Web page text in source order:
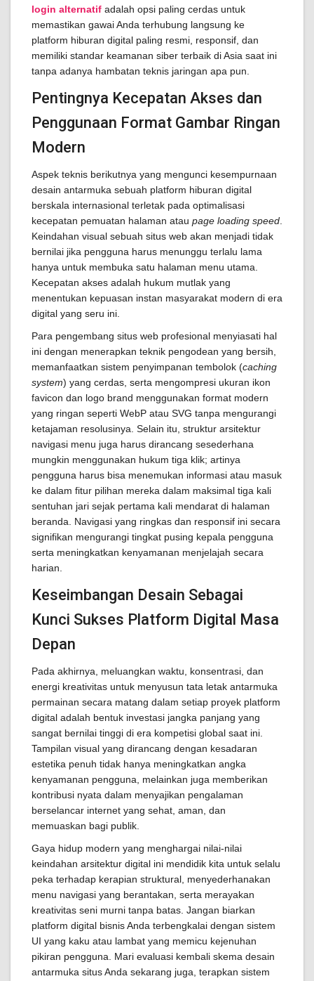
login alternatif adalah opsi paling cerdas untuk
memastikan gawai Anda terhubung langsung ke
platform hiburan digital paling resmi, responsif, dan
memiliki standar keamanan siber terbaik di Asia saat ini
tanpa adanya hambatan teknis jaringan apa pun.
Pentingnya Kecepatan Akses dan
Penggunaan Format Gambar Ringan
Modern
Aspek teknis berikutnya yang mengunci kesempurnaan
desain antarmuka sebuah platform hiburan digital
berskala internasional terletak pada optimalisasi
kecepatan pemuatan halaman atau page loading speed
Keindahan visual sebuah situs web akan menjadi tidak
bernilai jika pengguna harus menunggu terlalu lama
hanya untuk membuka satu halaman menu utama.
Kecepatan akses adalah hukum mutlak yang
menentukan kepuasan instan masyarakat modern di era
digital yang seru ini.
Para pengembang situs web profesional menyiasati hal
ini dengan menerapkan teknik pengodean yang bersih,
memanfaatkan sistem penyimpanan tembolok (caching
system) yang cerdas, serta mengompresi ukuran ikon
favicon dan logo brand menggunakan format modern
yang ringan seperti WebP atau SVG tanpa mengurangi
ketajaman resolusinya. Selain itu, struktur arsitektur
navigasi menu juga harus dirancang sesederhana
mungkin menggunakan hukum tiga klik; artinya
pengguna harus bisa menemukan informasi atau masuk
ke dalam fitur pilihan mereka dalam maksimal tiga kali
sentuhan jari sejak pertama kali mendarat di halaman
beranda. Navigasi yang ringkas dan responsif ini secara
signifikan mengurangi tingkat pusing kepala pengguna
serta meningkatkan kenyamanan menjelajah secara
harian.
Keseimbangan Desain Sebagai
Kunci Sukses Platform Digital Masa
Depan
Pada akhirnya, meluangkan waktu, konsentrasi, dan
energi kreativitas untuk menyusun tata letak antarmuka
permainan secara matang dalam setiap proyek platform
digital adalah bentuk investasi jangka panjang yang
sangat bernilai tinggi di era kompetisi global saat ini.
Tampilan visual yang dirancang dengan kesadaran
estetika penuh tidak hanya meningkatkan angka
kenyamanan pengguna, melainkan juga memberikan
kontribusi nyata dalam menyajikan pengalaman
berselancar internet yang sehat, aman, dan
memuaskan bagi publik.
Gaya hidup modern yang menghargai nilai-nilai
keindahan arsitektur digital ini mendidik kita untuk selalu
peka terhadap kerapian struktural, menyederhanakan
menu navigasi yang berantakan, serta merayakan
kreativitas seni murni tanpa batas. Jangan biarkan
platform digital bisnis Anda terbengkalai dengan sistem
UI yang kaku atau lambat yang memicu kejenuhan
pikiran pengguna. Mari evaluasi kembali skema desain
antarmuka situs Anda sekarang juga, terapkan sistem